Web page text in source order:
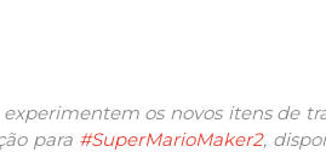
os novos itens de
para #SuperMarioMaker2,